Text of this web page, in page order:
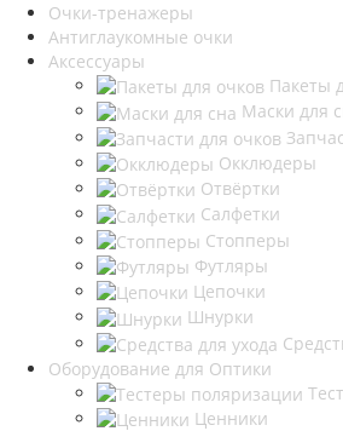
Очки-тренажеры
Антиглаукомные очки
Аксессуары
Пакеты
Маски для
Окклюдеры
Отвёртки
Салфетки
Стопперы
Футляры
Цепочки
Шнурки
Оборудование для Оптики
Ценники